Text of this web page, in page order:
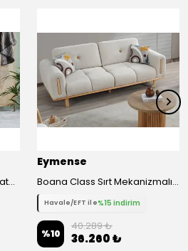
Orzo Kollu Ayak Uzatmalı Yataklı Berjer - Beyaz
Eymense
Boana Class Sırt Mekanizmalı Üçlü Koltuk Kanepe - Gri
Havale/EFT ile%15 indirim
%10
40.289 ₺
36.260 ₺